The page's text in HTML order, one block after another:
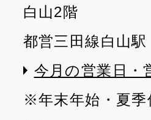
白山2階
都営三田線白山
今月の営業日・
※年末年始・夏